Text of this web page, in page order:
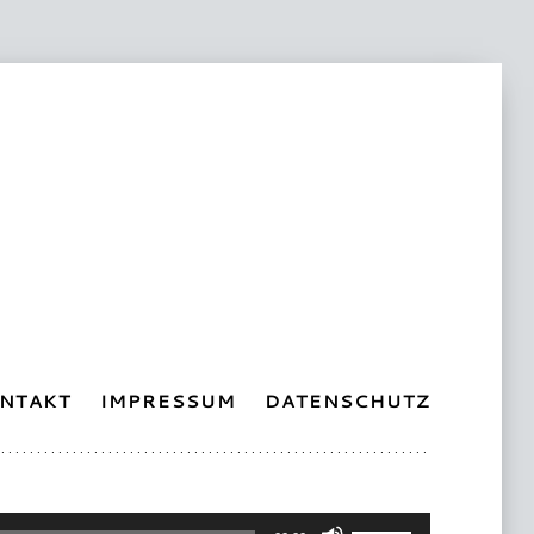
IMPRESSUM DATENSCHUTZ
Pfeiltasten